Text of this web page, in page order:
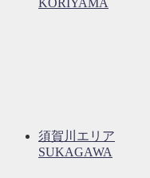
KORIYAMA
須賀川エリア
SUKAGAWA